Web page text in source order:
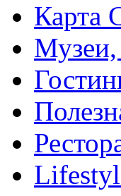
Карта
Музеи,